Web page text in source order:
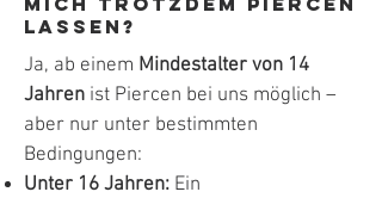
lassen?
Ja, ab einem Mindestalter von 14
Jahren ist Piercen bei uns möglich –
aber nur unter bestimmten
Bedingungen:
Unter 16 Jahren: Ein